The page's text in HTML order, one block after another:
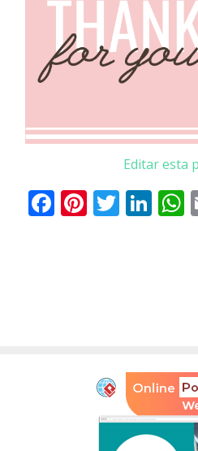
Editar esta
Facebook
Pinterest